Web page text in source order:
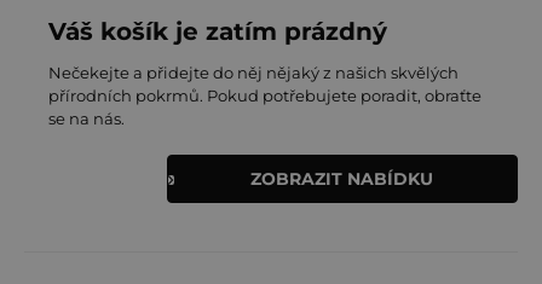
Váš košík je zatím prázdný
Nečekejte a přidejte do něj nějaký z našich skvělých
přírodních pokrmů. Pokud potřebujete poradit, obraťte
se na nás.
ZOBRAZIT NABÍDKU